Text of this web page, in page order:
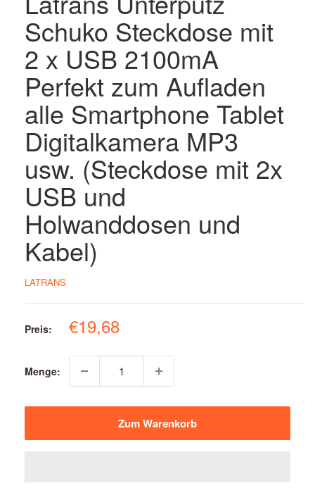
Schuko Steckdose mit
2 x USB 2100mA
Perfekt zum Aufladen
alle Smartphone Tablet
Digitalkamera MP3
usw. (Steckdose mit 2x
USB und
Holwanddosen und
Kabel)
LATRANS
Preis: Sonderpreis
€19,68
Menge:
Zum Warenkorb